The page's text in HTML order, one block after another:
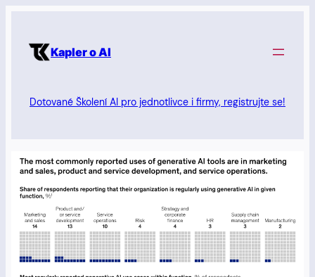
obsah Kapler o AI
Dotované Školení AI pro jednotlivce i firmy, registrujte se!